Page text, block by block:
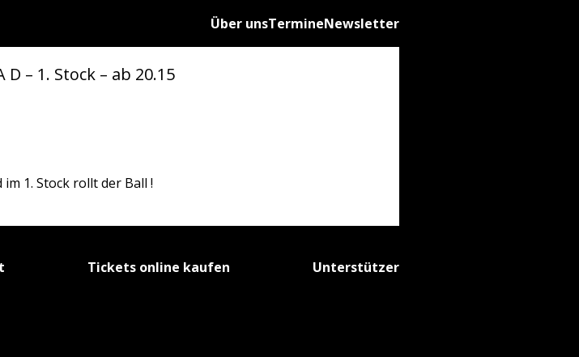
Über unsTermineNewsletter
D – 1. Stock – ab 20.15
1. Stock rollt der Ball !
Tickets online kaufen Unterstützer